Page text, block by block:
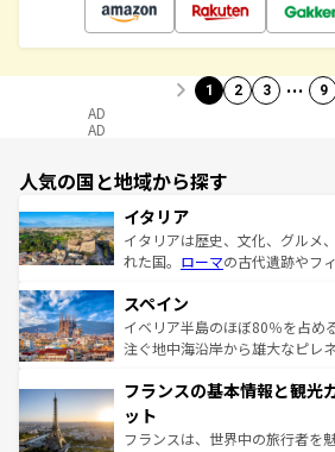
1 2 3 … 9
AD
AD
人気の国と地域から探す
イタリア
イタリアは歴史、文化、グルメ
れた国。 ローマの古代遺跡やフ
ろん、トスカーナの美しい田園
景など、自然景観も見逃せない
ピザやパスタなど、絶品のイタ
ませてくれるイタリアで、忘れ
なお、新着のイタリア情報は
しい。
スペイン
イベリア半島のほぼ80％を占め
注ぐ地中海沿岸から雄大なピレ
文化が根付くこの国では、情熱
れる闘牛、そして美味しいタパ
る。首都マドリードの洗練され
フランスの基本情報と観光
ット
フランスは、世界中の旅行者を